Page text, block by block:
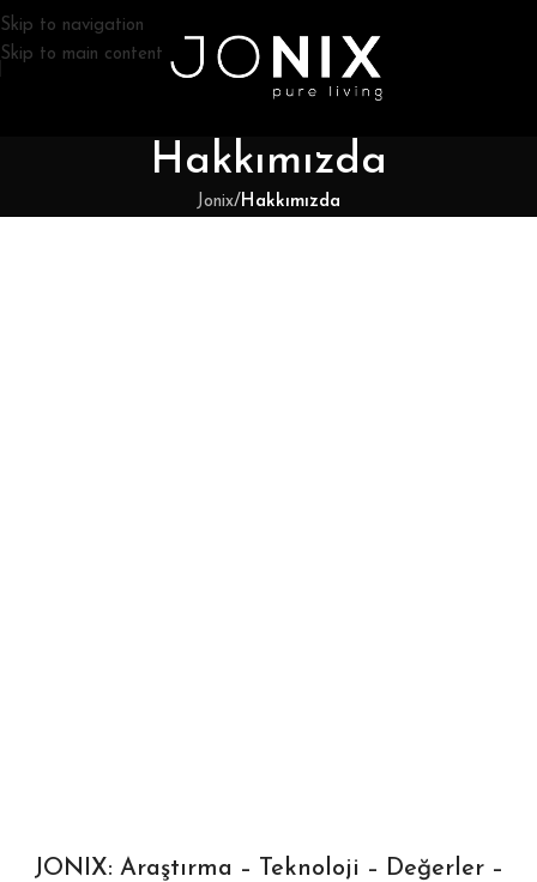
Skip to navigation
Skip to main content
Hakkımızda
Jonix/Hakkımızda
JONIX: Araştırma – Teknoloji – Değerler –